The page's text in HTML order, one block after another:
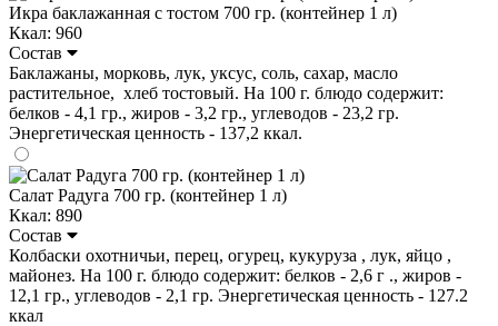
Икра баклажанная с тостом 700 гр. (контейнер 1 л)
Ккал: 960
Состав
Баклажаны, морковь, лук, уксус, соль, сахар, масло
растительное, хлеб тостовый. На 100 г. блюдо содержит:
белков - 4,1 гр., жиров - 3,2 гр., углеводов - 23,2 гр.
Энергетическая ценность - 137,2 ккал.
Салат Радуга 700 гр. (контейнер 1 л)
Ккал: 890
Состав
Колбаски охотничьи, перец, огурец, кукуруза , лук, яйцо ,
майонез. На 100 г. блюдо содержит: белков - 2,6 г ., жиров -
12,1 гр., углеводов - 2,1 гр. Энергетическая ценность - 127.2
ккал